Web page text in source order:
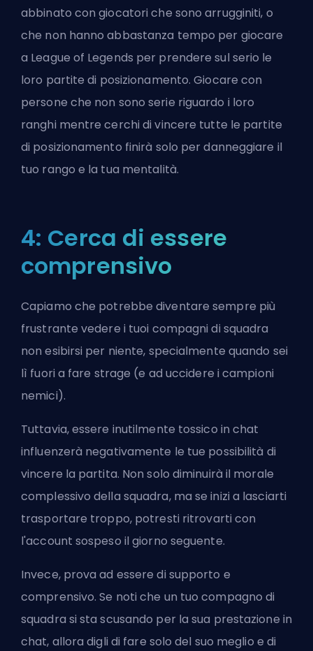
abbinato con giocatori che sono arrugginiti, o
che non hanno abbastanza tempo per giocare
a League of Legends per prendere sul serio le
loro partite di posizionamento. Giocare con
persone che non sono serie riguardo i loro
ranghi mentre cerchi di vincere tutte le partite
di posizionamento finirà solo per danneggiare il
tuo rango e la tua mentalità.
4: Cerca di essere
comprensivo
Capiamo che potrebbe diventare sempre più
frustrante vedere i tuoi compagni di squadra
non esibirsi per niente, specialmente quando sei
lì fuori a fare strage (e ad uccidere i campioni
nemici).
Tuttavia, essere inutilmente tossico in chat
influenzerà negativamente le tue possibilità di
vincere la partita. Non solo diminuirà il morale
complessivo della squadra, ma se inizi a lasciarti
trasportare troppo, potresti ritrovarti con
l'account sospeso il giorno seguente.
Invece, prova ad essere di supporto e
comprensivo. Se noti che un tuo compagno di
squadra si sta scusando per la sua prestazione in
chat, allora digli di fare solo del suo meglio e di